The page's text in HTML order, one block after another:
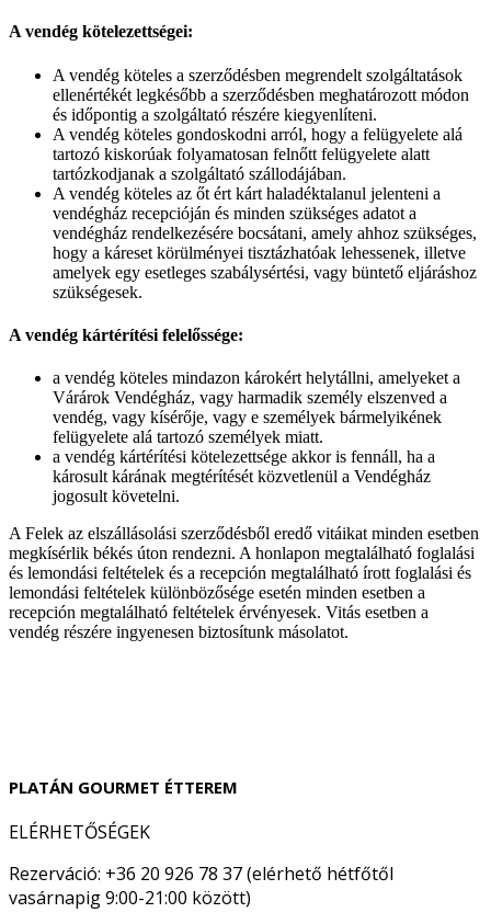
A vendég kötelezettségei:
A vendég köteles a szerződésben megrendelt szolgáltatások
ellenértékét legkésőbb a szerződésben meghatározott módon
és időpontig a szolgáltató részére kiegyenlíteni.
A vendég köteles gondoskodni arról, hogy a felügyelete alá
tartozó kiskorúak folyamatosan felnőtt felügyelete alatt
tartózkodjanak a szolgáltató szállodájában.
A vendég köteles az őt ért kárt haladéktalanul jelenteni a
vendégház recepcióján és minden szükséges adatot a
vendégház rendelkezésére bocsátani, amely ahhoz szükséges,
hogy a káreset körülményei tisztázhatóak lehessenek, illetve
amelyek egy esetleges szabálysértési, vagy büntető eljáráshoz
szükségesek.
A vendég kártérítési felelőssége:
a vendég köteles mindazon károkért helytállni, amelyeket a
Várárok Vendégház, vagy harmadik személy elszenved a
vendég, vagy kísérője, vagy e személyek bármelyikének
felügyelete alá tartozó személyek miatt.
a vendég kártérítési kötelezettsége akkor is fennáll, ha a
károsult kárának megtérítését közvetlenül a Vendégház
jogosult követelni.
A Felek az elszállásolási szerződésből eredő vitáikat minden esetben
megkísérlik békés úton rendezni. A honlapon megtalálható foglalási
és lemondási feltételek és a recepción megtalálható írott foglalási és
lemondási feltételek különbözősége esetén minden esetben a
recepción megtalálható feltételek érvényesek. Vitás esetben a
vendég részére ingyenesen biztosítunk másolatot.
PLATÁN GOURMET ÉTTEREM
ELÉRHETŐSÉGEK
Rezerváció: +36 20 926 78 37 (elérhető hétfőtől
vasárnapig 9:00-21:00 között)